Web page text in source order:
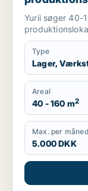
Region
Yurii søger
Type
Lager,
Areal
40 - 160 m2
Max. per måned
5.000 DKK